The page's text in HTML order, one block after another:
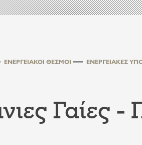
ΕΝΕΡΓΕΙΑΚΟΊ ΘΕΣΜΟΊ
ΕΝΕΡΓΕΙΑΚΈΣ
Γαίες -